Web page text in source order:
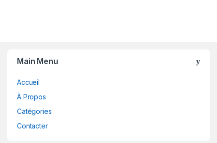
Main Menu
Accueil
À Propos
Catégories
Contacter